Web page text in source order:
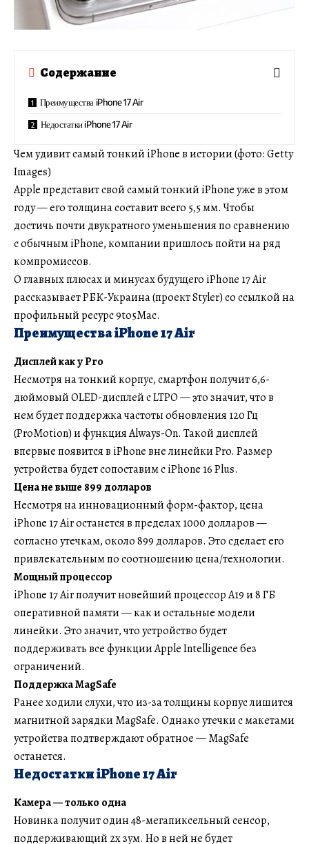
Содержание
Преимущества iPhone 17 Air
Недостатки iPhone 17 Air
Чем удивит самый тонкий iPhone в истории (фото: Getty
Images)
Apple представит свой самый тонкий iPhone уже в этом
году — его толщина составит всего 5,5 мм. Чтобы
достичь почти двукратного уменьшения по сравнению
с обычным iPhone, компании пришлось пойти на ряд
компромиссов.
О главных плюсах и минусах будущего iPhone 17 Air
рассказывает РБК-Украина (проект Styler) со ссылкой на
профильный ресурс 9to5Mac.
Преимущества iPhone 17 Air
Дисплей как у Pro
Несмотря на тонкий корпус, смартфон получит 6,6-
дюймовый OLED-дисплей с LTPO — это значит, что в
нем будет поддержка частоты обновления 120 Гц
(ProMotion) и функция Always-On. Такой дисплей
впервые появится в iPhone вне линейки Pro. Размер
устройства будет сопоставим с iPhone 16 Plus.
Цена не выше 899 долларов
Несмотря на инновационный форм-фактор, цена
iPhone 17 Air останется в пределах 1000 долларов —
согласно утечкам, около 899 долларов. Это сделает его
привлекательным по соотношению цена/технологии.
Мощный процессор
iPhone 17 Air получит новейший процессор A19 и 8 ГБ
оперативной памяти — как и остальные модели
линейки. Это значит, что устройство будет
поддерживать все функции Apple Intelligence без
ограничений.
Поддержка MagSafe
Ранее ходили слухи, что из-за толщины корпус лишится
магнитной зарядки MagSafe. Однако утечки с макетами
устройства подтверждают обратное — MagSafe
останется.
Недостатки iPhone 17 Air
Камера — только одна
Новинка получит один 48-мегапиксельный сенсор,
поддерживающий 2x зум. Но в ней не будет